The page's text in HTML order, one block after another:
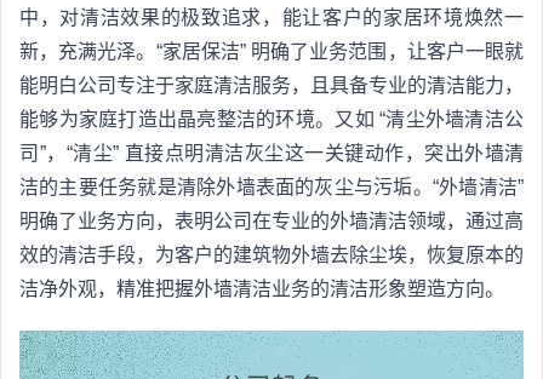
中，对清洁效果的极致追求，能让客户的家居环境焕然一
新，充满光泽。“家居保洁” 明确了业务范围，让客户一眼就
能明白公司专注于家庭清洁服务，且具备专业的清洁能力，
能够为家庭打造出晶亮整洁的环境。又如 “清尘外墙清洁公
司”，“清尘” 直接点明清洁灰尘这一关键动作，突出外墙清
洁的主要任务就是清除外墙表面的灰尘与污垢。“外墙清洁”
明确了业务方向，表明公司在专业的外墙清洁领域，通过高
效的清洁手段，为客户的建筑物外墙去除尘埃，恢复原本的
洁净外观，精准把握外墙清洁业务的清洁形象塑造方向。